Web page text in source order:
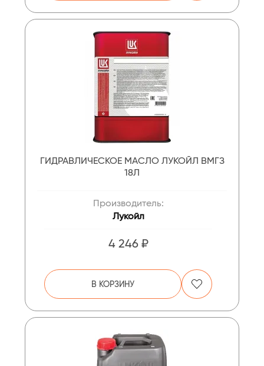
ГИДРАВЛИЧЕСКОЕ МАСЛО ЛУКОЙЛ ВМГЗ
18Л
Производитель:
Лукойл
4 246 ₽
В КОРЗИНУ